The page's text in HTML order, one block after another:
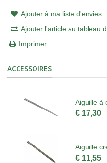
Ajouter à ma liste d'envies
Ajouter l'article au tableau
Imprimer
ACCESSOIRES
Aiguille à
€ 17,30
Aiguille
€ 11,55